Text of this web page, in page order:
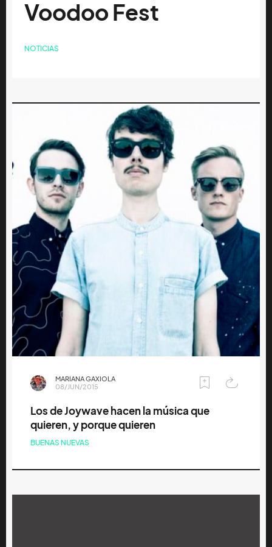
Voodoo Fest
NOTICIAS
MARIANA GAXIOLA
08/JUN/2015
Los de Joywave hacen la música que
quieren, y porque quieren
BUENAS NUEVAS